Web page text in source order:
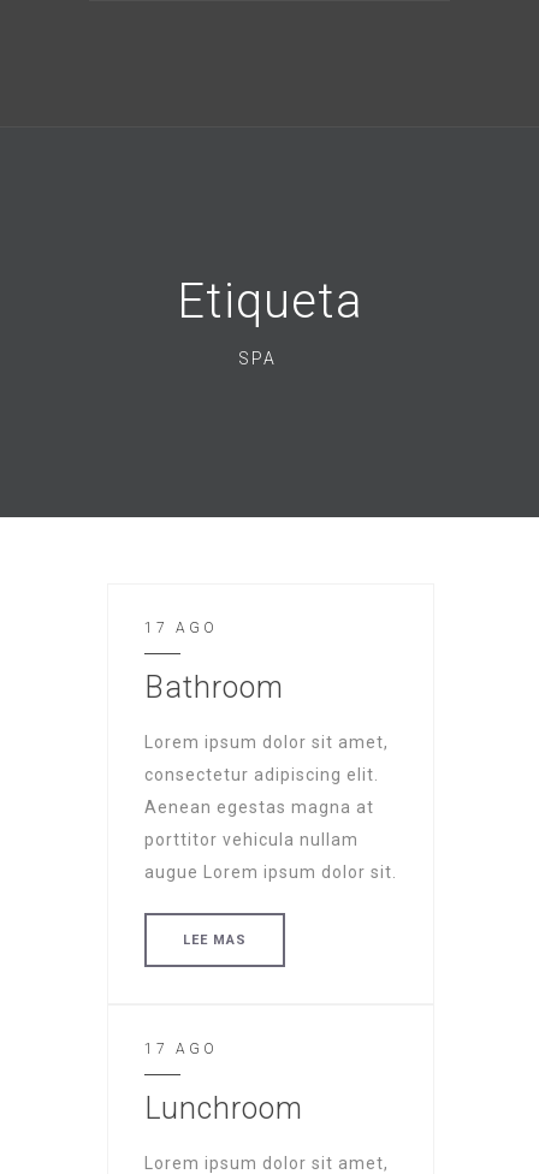
Etiqueta
SPA
17 AGO
Bathroom
Lorem ipsum dolor sit amet,
consectetur adipiscing elit.
Aenean egestas magna at
porttitor vehicula nullam
augue Lorem ipsum dolor sit.
LEE MAS
17 AGO
Lunchroom
Lorem ipsum dolor sit amet,